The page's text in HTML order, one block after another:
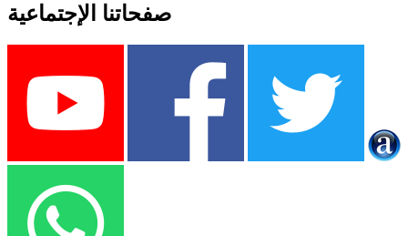
صفحاتنا الإجتماعية